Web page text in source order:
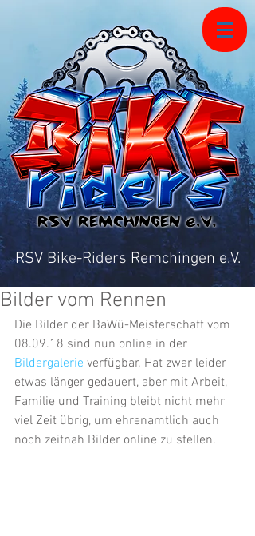
RSV Bike-Riders Remchingen e.V.
Bilder vom Rennen
Die Bilder der BaWü-Meisterschaft vom
08.09.18 sind nun online in der
Bildergalerie verfügbar. Hat zwar leider
etwas länger gedauert, aber mit Arbeit,
Familie und Training bleibt nicht mehr
viel Zeit übrig, um ehrenamtlich auch
noch zeitnah Bilder online zu stellen.